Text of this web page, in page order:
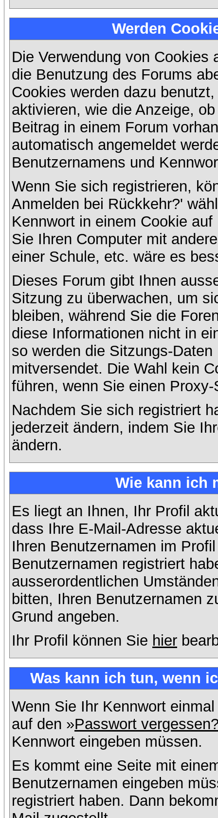
Werden
Die Verwendung von
die Benutzung des Forums
Cookies werden dazu
aktivieren, wie die Anzeige,
Beitrag in einem Forum
automatisch angemeldet
Benutzernamens und
Wenn Sie sich registrieren,
Anmelden bei Rückkehr?'
Kennwort in einem Cookie
Sie Ihren Computer mit
einer Schule, etc. wäre es
Dieses Forum gibt Ihnen
Sitzung zu überwachen, um
bleiben, während Sie die
diese Informationen nicht in
so werden die Sitzungs-
mitversendet. Die Wahl kein
führen, wenn Sie einen
Nachdem Sie sich registriert
jederzeit ändern, indem Sie
ändern.
Wie kann ich
Es liegt an Ihnen, Ihr Profil
dass Ihre E-Mail-Adresse
Ihren Benutzernamen im
Benutzernamen registriert
ausserordentlichen
bitten, Ihren Benutzernamen
Grund angeben.
Ihr Profil können Sie hier
Was kann ich tun, wenn
Wenn Sie Ihr Kennwort
auf den »Passwort
Kennwort eingeben müssen.
Es kommt eine Seite mit
Benutzernamen eingeben
registriert haben. Dann